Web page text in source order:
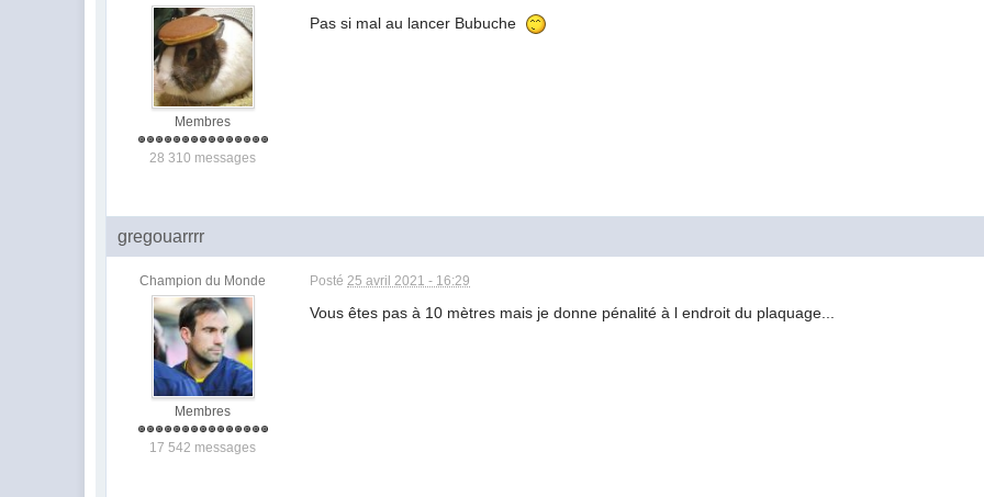
Membres
28 310 messages
Pas si mal au lancer Bubuche
gregouarrrr
Champion du Monde
Membres
17 542 messages
Posté25 avril 2021 - 16:29
Vous êtes pas à 10 mètres mais je donne pénalité à l endroit du plaquage...